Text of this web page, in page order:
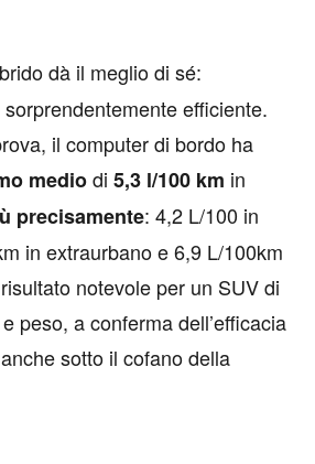
dà il meglio di sé:
efficiente.
il computer di bordo ha
mediodi 5,3 l/100 km in
precisamente: 4,2 L/100 in
in extraurbano e 6,9 L/100km
notevole per un SUV di
peso, a conferma dell’efficacia
sotto il cofano della